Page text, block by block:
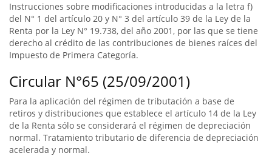
Instrucciones sobre modificaciones introducidas a la letra f)
del N° 1 del artículo 20 y N° 3 del artículo 39 de la Ley de la
Renta por la Ley N° 19.738, del año 2001, por las que se tiene
derecho al crédito de las contribuciones de bienes raíces del
Impuesto de Primera Categoría.
Circular N°65 (25/09/2001)
Para la aplicación del régimen de tributación a base de
retiros y distribuciones que establece el artículo 14 de la Ley
de la Renta sólo se considerará el régimen de depreciación
normal. Tratamiento tributario de diferencia de depreciación
acelerada y normal.